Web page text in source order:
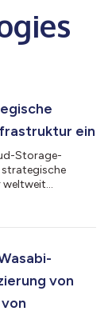
ein
Storage-
strategische
weltweit
daran, die
und
Inf...
von